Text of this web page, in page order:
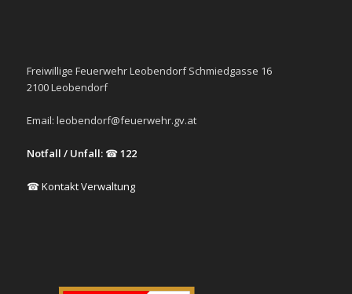
Freiwillige Feuerwehr Leobendorf Schmiedgasse 16
2100 Leobendorf
Email: leobendorf@feuerwehr.gv.at
Notfall / Unfall:☎122
☎ Kontakt Verwaltung